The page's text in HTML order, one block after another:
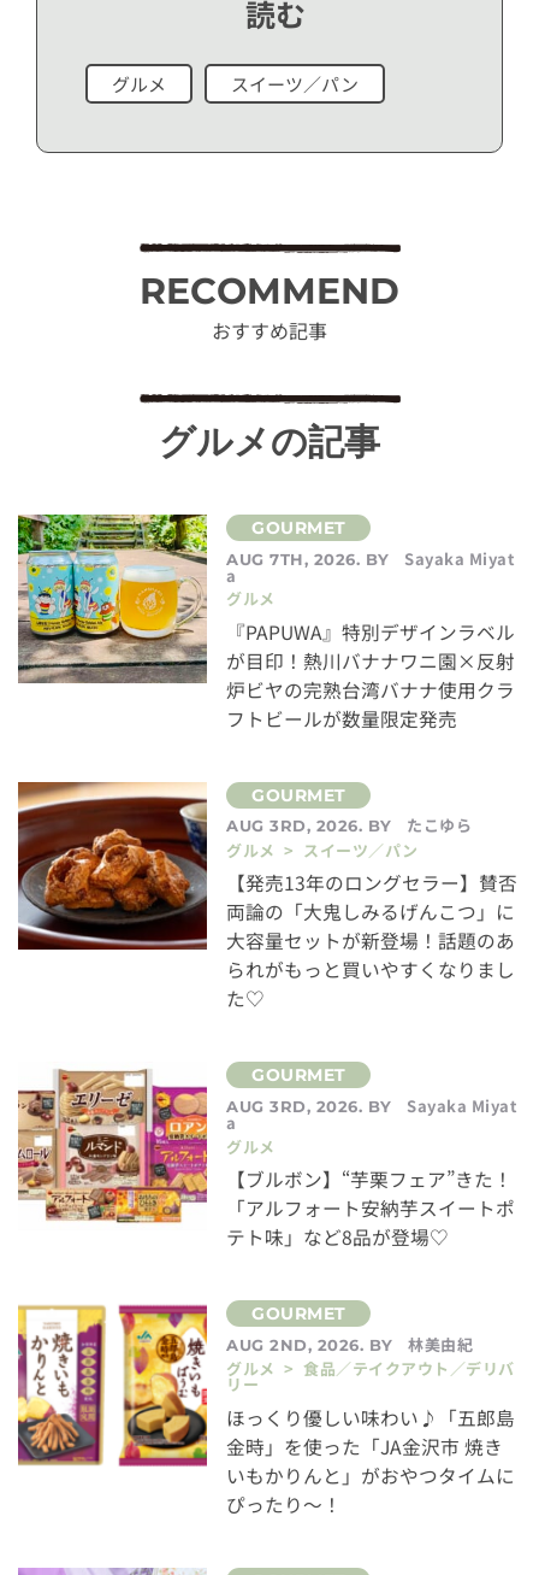
読む
グルメ スイーツ／パン
RECOMMEND
おすすめ記事
グルメの記事
AUG 7TH, 2026. BY Sayaka Miyat
a
グルメ
『PAPUWA』特別デザインラベル
が目印！熱川バナナワニ園×反射
炉ビヤの完熟台湾バナナ使用クラ
フトビールが数量限定発売
AUG 3RD, 2026. BY
たこゆら
グルメ > スイーツ／パン
【発売13年のロングセラー】賛否
両論の「大鬼しみるげんこつ」に
大容量セットが新登場！話題のあ
られがもっと買いやすくなりまし
た♡
AUG 3RD, 2026. BY Sayaka Miyat
a
グルメ
【ブルボン】“芋栗フェア”きた！
「アルフォート安納芋スイートポ
テト味」など8品が登場♡
AUG 2ND, 2026. BY
林美由紀
グルメ > 食品／テイクアウト／デリバ
リー
ほっくり優しい味わい♪「五郎島
金時」を使った「JA金沢市 焼き
いもかりんと」がおやつタイムに
ぴったり～！